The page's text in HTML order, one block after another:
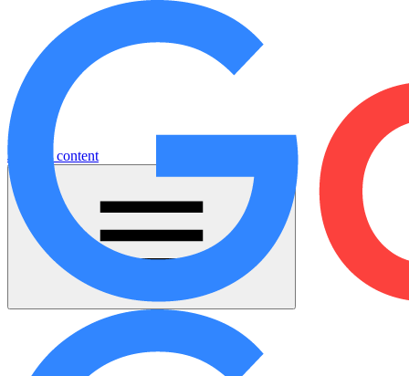
Jump to content